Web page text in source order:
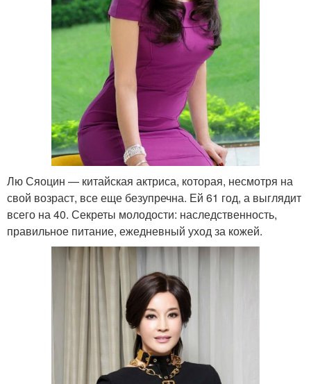
Лю Сяоцин — китайская актриса, которая, несмотря на
свой возраст, все еще безупречна. Ей 61 год, а выглядит
всего на 40. Секреты молодости: наследственность,
правильное питание, ежедневный уход за кожей.